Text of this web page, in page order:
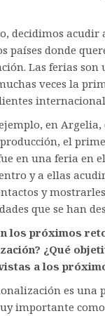
decidimos acudir
países donde
Las ferias son
veces la
en Argelia,
el
en una feria en
y a ellas
y
que se han
los próximos
¿Qué
a los
es una
importante